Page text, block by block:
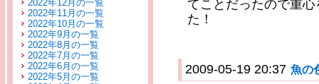
2022年12月の一覧
2022年11月の一覧
2022年10月の一覧
2022年9月の一覧
2022年8月の一覧
2022年7月の一覧
2022年6月の一覧
2022年5月の一覧
てことだったので重
た！
2009-05-19 20:37 魚の